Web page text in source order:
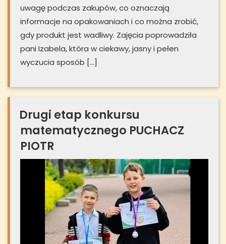
uwagę podczas zakupów, co oznaczają
informacje na opakowaniach i co można zrobić,
gdy produkt jest wadliwy. Zajęcia poprowadziła
pani Izabela, która w ciekawy, jasny i pełen
wyczucia sposób […]
Drugi etap konkursu
matematycznego PUCHACZ
PIOTR